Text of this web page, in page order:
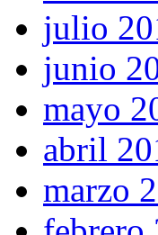
julio
junio
mayo
abril
marzo